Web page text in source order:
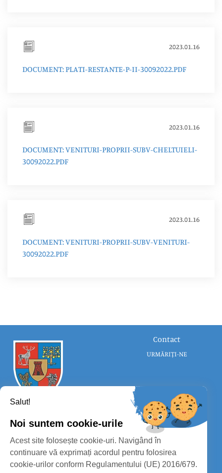
2023.01.16
DOCUMENT: PLATI-RESTANTE-P-II-30092022.PDF
2023.01.16
DOCUMENT: VENITURI-PROPRII-SUBV-CHELTUIELI-
30092022.PDF
2023.01.16
DOCUMENT: VENITURI-PROPRII-SUBV-VENITURI-
30092022.PDF
PROTECȚIA DATELOR PERSONALE
MASS-MEDIA
CONSILIUL JUDEȚEAN SATU MARE
Contact
URMĂRIȚI-NE
Salut!
Noi suntem cookie-urile
Acest site folosește cookie-uri. Navigând în
continuare vă exprimați acordul pentru folosirea
cookie-urilor conform Regulamentului (UE) 2016/679.